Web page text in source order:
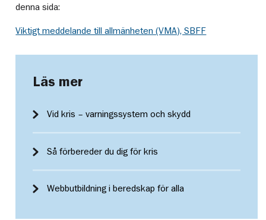
denna sida:
Viktigt meddelande till allmänheten (VMA), SBFF
Läs mer
Vid kris – varningssystem och skydd
Så förbereder du dig för kris
Webbutbildning i beredskap för alla